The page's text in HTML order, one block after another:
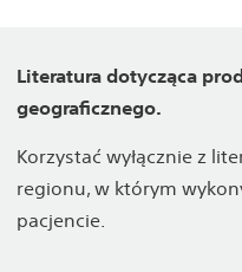
Literatura dotycząca
geograficznego.
Korzystać wyłącznie z
regionu, w którym
pacjencie.